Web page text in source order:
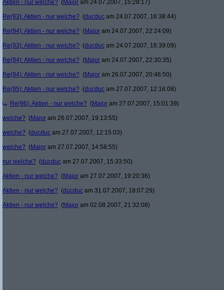
Aktien - nur welche? (Major am 24.07.2007, 15:28:17)
Re(93): Aktien - nur welche? (ducduc am 24.07.2007, 16:38:44)
Re(94): Aktien - nur welche? (Major am 24.07.2007, 22:24:09)
Re(93): Aktien - nur welche? (ducduc am 24.07.2007, 16:39:09)
Re(94): Aktien - nur welche? (Major am 24.07.2007, 22:30:35)
Re(94): Aktien - nur welche? (Major am 26.07.2007, 20:46:50)
Re(95): Aktien - nur welche? (ducduc am 27.07.2007, 12:16:08)
Re(96): Aktien - nur welche? (Major am 27.07.2007, 15:01:39)
welche? (Major am 26.07.2007, 19:13:55)
welche? (ducduc am 27.07.2007, 12:15:03)
welche? (Major am 27.07.2007, 14:58:55)
nur welche? (ducduc am 27.07.2007, 15:33:50)
Aktien - nur welche? (Major am 27.07.2007, 19:20:36)
Aktien - nur welche? (ducduc am 31.07.2007, 18:07:29)
Aktien - nur welche? (Major am 02.08.2007, 21:32:08)